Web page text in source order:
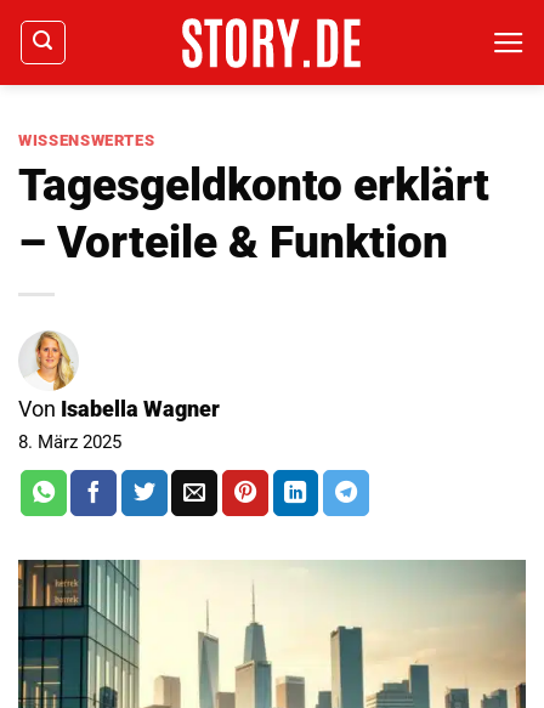
Zum
Inhalt
springen
WISSENSWERTES
Tagesgeldkonto erklärt
– Vorteile & Funktion
Von Isabella Wagner
8. März 2025